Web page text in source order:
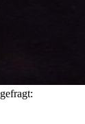
gefragt: